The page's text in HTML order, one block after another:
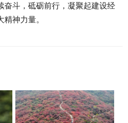
奋斗，砥砺前行，凝聚起建设经
神力量。